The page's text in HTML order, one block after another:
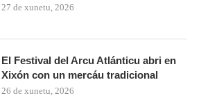
27 de xunetu, 2026
El Festival del Arcu Atlánticu abri en
Xixón con un mercáu tradicional
26 de xunetu, 2026